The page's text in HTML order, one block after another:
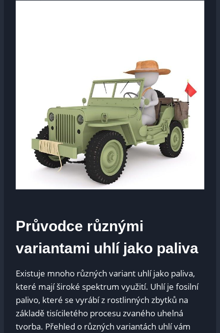
Průvodce různými
variantami uhlí jako paliva
Existuje mnoho různých variant uhlí jako paliva,
které mají široké spektrum využití. Uhlí je fosilní
palivo, které se vyrábí z rostlinných zbytků na
základě tisíciletého procesu zvaného uhelná
tvorba. Přehled o různých variantách uhlí vám